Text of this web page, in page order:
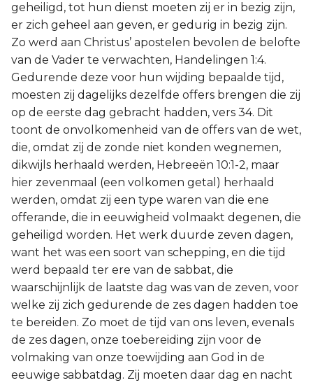
geheiligd, tot hun dienst moeten zij er in bezig zijn,
er zich geheel aan geven, er gedurig in bezig zijn.
Zo werd aan Christus’ apostelen bevolen de belofte
van de Vader te verwachten, Handelingen 1:4.
Gedurende deze voor hun wijding bepaalde tijd,
moesten zij dagelijks dezelfde offers brengen die zij
op de eerste dag gebracht hadden, vers 34. Dit
toont de onvolkomenheid van de offers van de wet,
die, omdat zij de zonde niet konden wegnemen,
dikwijls herhaald werden, Hebreeën 10:1-2, maar
hier zevenmaal (een volkomen getal) herhaald
werden, omdat zij een type waren van die ene
offerande, die in eeuwigheid volmaakt degenen, die
geheiligd worden. Het werk duurde zeven dagen,
want het was een soort van schepping, en die tijd
werd bepaald ter ere van de sabbat, die
waarschijnlijk de laatste dag was van de zeven, voor
welke zij zich gedurende de zes dagen hadden toe
te bereiden. Zo moet de tijd van ons leven, evenals
de zes dagen, onze toebereiding zijn voor de
volmaking van onze toewijding aan God in de
eeuwige sabbatdag. Zij moeten daar dag en nacht